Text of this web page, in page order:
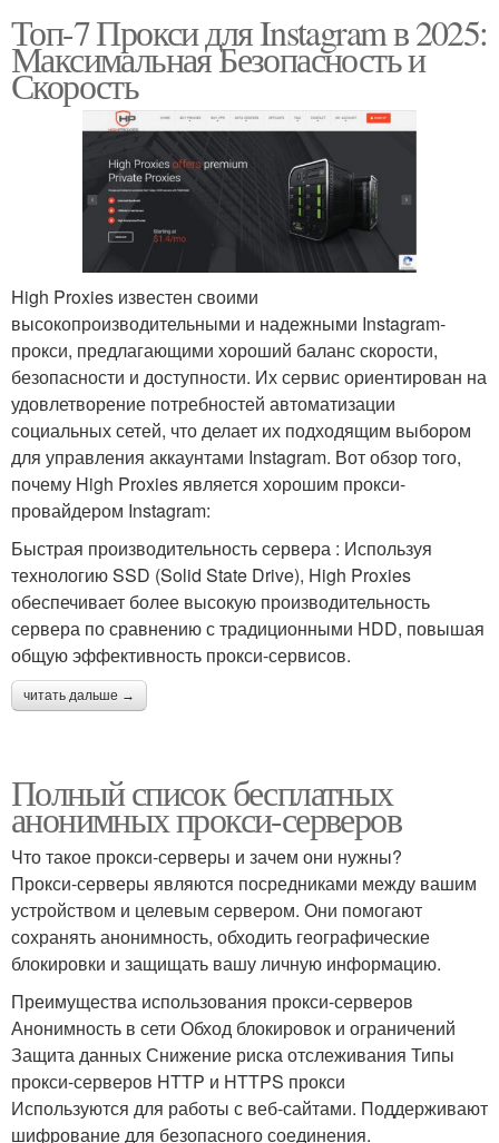
Топ-7 Прокси для Instagram в 2025:
Максимальная Безопасность и
Скорость
High Proxies известен своими
высокопроизводительными и надежными Instagram-
прокси, предлагающими хороший баланс скорости,
безопасности и доступности. Их сервис ориентирован на
удовлетворение потребностей автоматизации
социальных сетей, что делает их подходящим выбором
для управления аккаунтами Instagram. Вот обзор того,
почему High Proxies является хорошим прокси-
провайдером Instagram:
Быстрая производительность сервера : Используя
технологию SSD (Solid State Drive), High Proxies
обеспечивает более высокую производительность
сервера по сравнению с традиционными HDD, повышая
общую эффективность прокси-сервисов.
читать дальше →
Полный список бесплатных
анонимных прокси-серверов
Что такое прокси-серверы и зачем они нужны?
Прокси-серверы являются посредниками между вашим
устройством и целевым сервером. Они помогают
сохранять анонимность, обходить географические
блокировки и защищать вашу личную информацию.
Преимущества использования прокси-серверов
Анонимность в сети Обход блокировок и ограничений
Защита данных Снижение риска отслеживания Типы
прокси-серверов HTTP и HTTPS прокси
Используются для работы с веб-сайтами. Поддерживают
шифрование для безопасного соединения.